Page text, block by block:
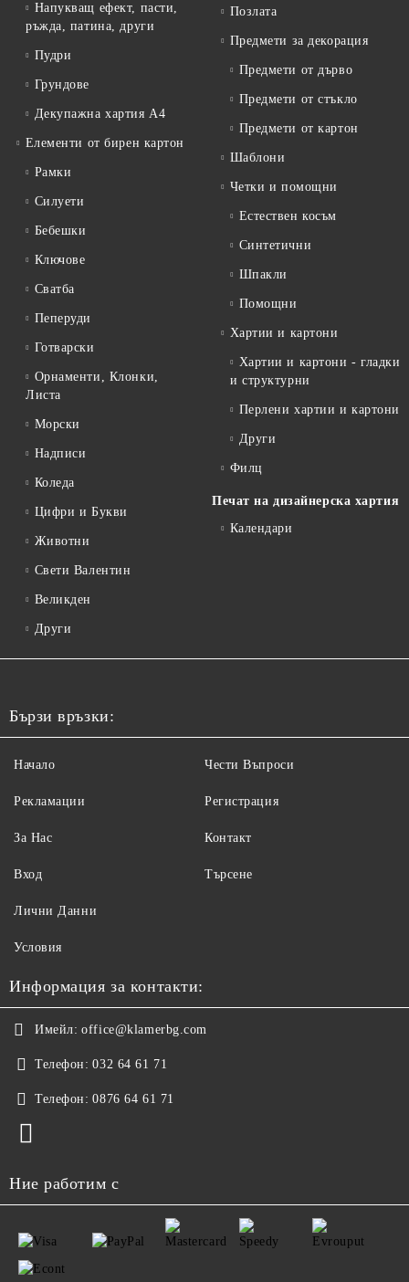
Напукващ ефект, пасти,
ръжда, патина, други
Пудри
Грундове
Декупажна хартия А4
Елементи от бирен картон
Рамки
Силуети
Бебешки
Ключове
Сватба
Пеперуди
Готварски
Орнаменти, Клонки,
Листа
Морски
Надписи
Коледа
Цифри и Букви
Животни
Свети Валентин
Великден
Други
Позлата
Предмети за декорация
Предмети от дърво
Предмети от стъкло
Предмети от картон
Шаблони
Четки и помощни
Естествен косъм
Синтетични
Шпакли
Помощни
Хартии и картони
Хартии и картони - гладки
и структурни
Перлени хартии и картони
Други
Филц
Печат на дизайнерска хартия
Календари
Бързи връзки:
Начало
Рекламации
За Нас
Вход
Чести Въпроси
Регистрация
Контакт
Търсене
Лични Данни
Условия
Информация за контакти:
Имейл: office@klamerbg.com
Телефон: 032 64 61 71
Телефон: 0876 64 61 71
Ние работим с